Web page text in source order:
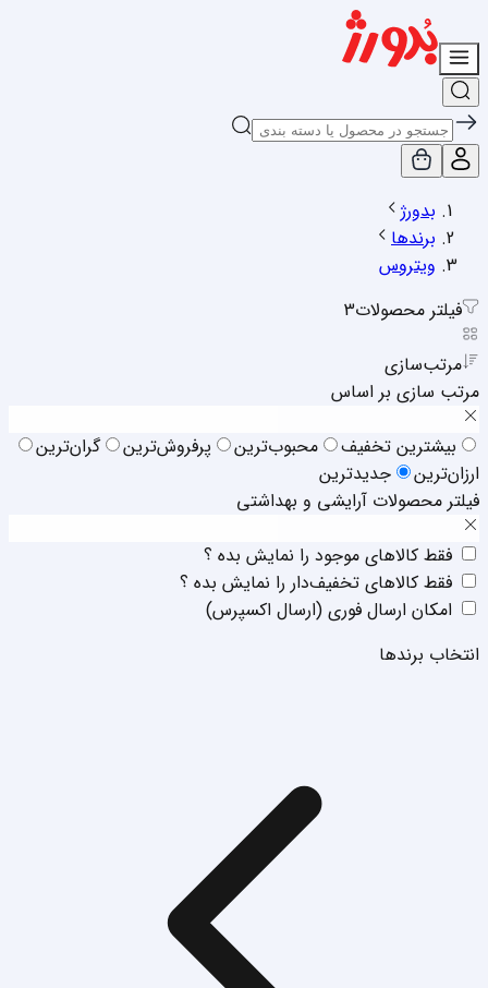
بدورژ
برندها
ویتروس
فیلتر محصولات3
مرتب‌سازی
مرتب سازی بر اساس
بیشترین تخفیف
محبوب‌ترین پرفروش‌ترین
گران‌ترین
ارزان‌ترین
جدیدترین
فیلتر محصولات آرایشی و بهداشتی
فقط‌ کالا‌‌های موجود را نمایش بده ؟
فقط‌ کالا‌‌های تخفیف‌دار را نمایش بده ؟
امکان ارسال فوری (ارسال اکسپرس)
انتخاب برند‌ها